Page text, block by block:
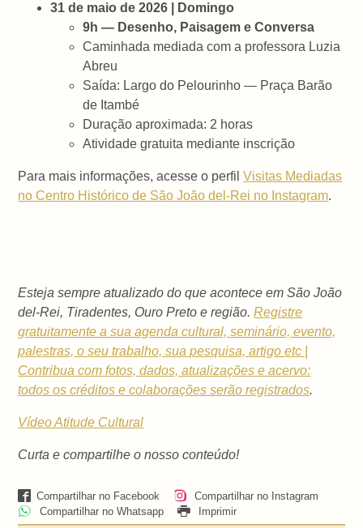
31 de maio de 2026 | Domingo
9h — Desenho, Paisagem e Conversa
Caminhada mediada com a professora Luzia
Abreu
Saída: Largo do Pelourinho — Praça Barão
de Itambé
Duração aproximada: 2 horas
Atividade gratuita mediante inscrição
Para mais informações, acesse o perfilVisitas Mediadas
no Centro Histórico de São João del-Rei no Instagram.
Esteja sempre atualizado do que acontece em São João
del-Rei, Tiradentes, Ouro Preto e região.Registre
gratuitamente a sua agenda cultural, seminário, evento,
palestras, o seu trabalho, sua pesquisa, artigo etc |
Contribua com fotos, dados, atualizações e acervo:
todos os créditos e colaborações serão registrados.
Vídeo Atitude Cultural
Curta e compartilhe o nosso conteúdo!
Compartilhar no Facebook
Compartilhar no Instagram
Compartilhar no Whatsapp
Imprimir